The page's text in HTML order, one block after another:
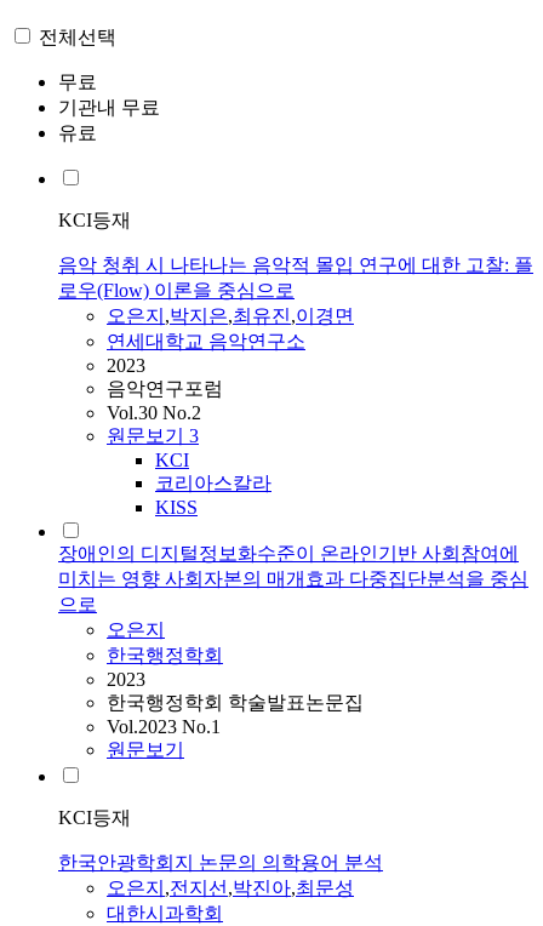
전체선택
무료
기관내 무료
유료
KCI등재
음악 청취 시 나타나는 음악적 몰입 연구에 대한 고찰: 플
로우(Flow) 이론을 중심으로
오은지 ,박지은,최유진,이경면
연세대학교 음악연구소
2023
음악연구포럼
Vol.30 No.2
원문보기 3
KCI
코리아스칼라
KISS
장애인의 디지털정보화수준이 온라인기반 사회참여에
미치는 영향 사회자본의 매개효과 다중집단분석을 중심
으로
오은지
한국행정학회
2023
한국행정학회 학술발표논문집
Vol.2023 No.1
원문보기
KCI등재
한국안광학회지 논문의 의학용어 분석
오은지 ,전지선,박진아,최문성
대한시과학회